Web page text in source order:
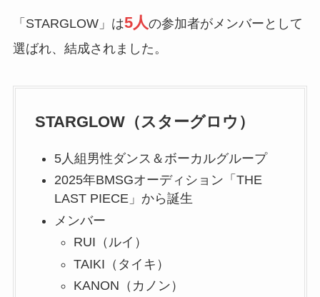
「STARGLOW」は5人の参加者がメンバーとして
選ばれ、結成されました。
STARGLOW（スターグロウ）
5人組男性ダンス＆ボーカルグループ
2025年BMSGオーディション「THE
LAST PIECE」から誕生
メンバー
RUI（ルイ）
TAIKI（タイキ）
KANON（カノン）